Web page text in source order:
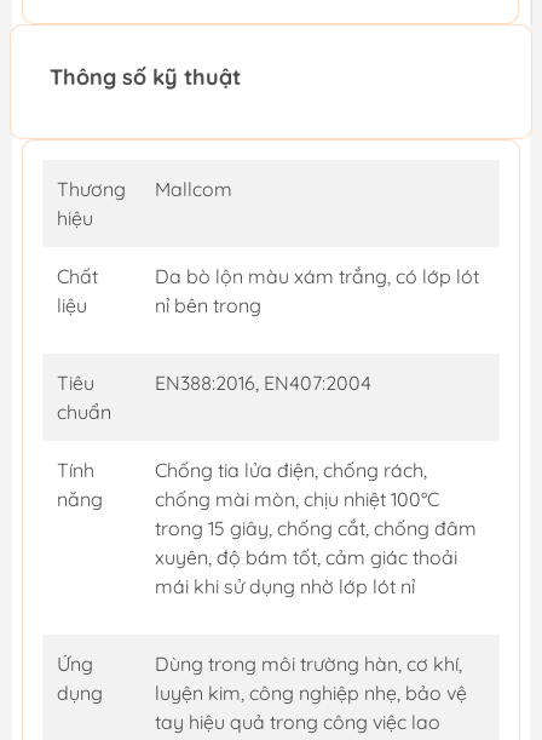
Thông số kỹ thuật
Thương
hiệu
Mallcom
Chất
liệu
Da bò lộn màu xám trắng, có lớp lót
nỉ bên trong
Tiêu
chuẩn
EN388:2016, EN407:2004
Tính
năng
Chống tia lửa điện, chống rách,
chống mài mòn, chịu nhiệt 100°C
trong 15 giây, chống cắt, chống đâm
xuyên, độ bám tốt, cảm giác thoải
mái khi sử dụng nhờ lớp lót nỉ
Ứng
dụng
Dùng trong môi trường hàn, cơ khí,
luyện kim, công nghiệp nhẹ, bảo vệ
tay hiệu quả trong công việc lao